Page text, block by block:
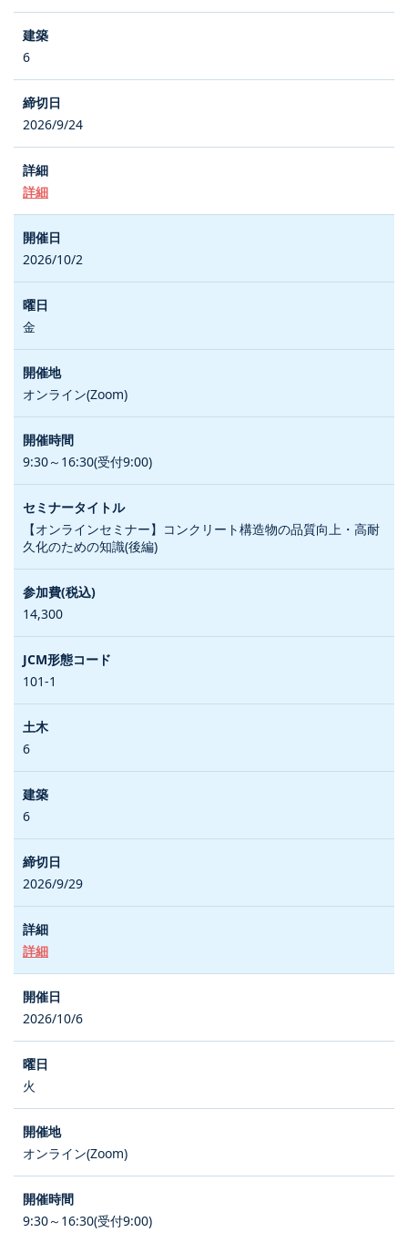
6
2026/9/24
詳細
2026/10/2
金
オンライン(Zoom)
9:30～16:30(受付9:00)
【オンラインセミナー】コンクリート構造物の品質向上・高耐
久化のための知識(後編)
14,300
101-1
6
6
2026/9/29
詳細
2026/10/6
火
オンライン(Zoom)
9:30～16:30(受付9:00)